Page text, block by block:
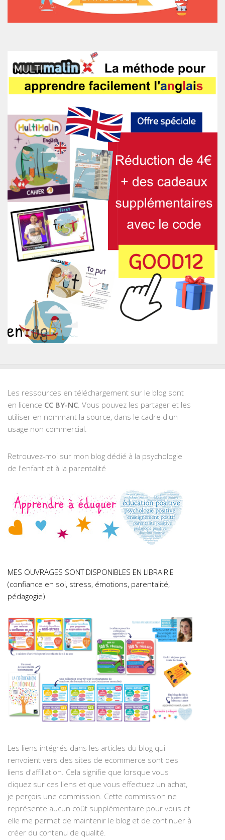
Les ressources en téléchargement sur le blog sont
en licence CC BY-NC . Vous pouvez les partager et les
utiliser en nommant la source, dans le cadre d'un
usage non commercial.
Retrouvez-moi sur mon blog dédié à la psychologie
de l'enfant et à la parentalité
MES OUVRAGES SONT DISPONIBLES EN LIBRAIRIE
(confiance en soi, stress, émotions, parentalité,
pédagogie)
Les liens intégrés dans les articles du blog qui
renvoient vers des sites de ecommerce sont des
liens d'affiliation. Cela signifie que lorsque vous
cliquez sur ces liens et que vous effectuez un achat,
je perçois une commission. Cette commission ne
représente aucun coût supplémentaire pour vous et
elle me permet de maintenir le blog et de continuer à
créer du contenu de qualité.